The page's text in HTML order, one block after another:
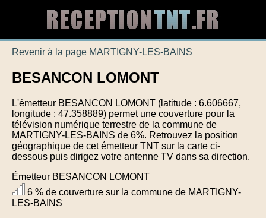
Revenir à la page MARTIGNY-LES-BAINS
BESANCON LOMONT
L'émetteur BESANCON LOMONT (latitude : 6.606667,
longitude : 47.358889) permet une couverture pour la
télévision numérique terrestre de la commune de
MARTIGNY-LES-BAINS de 6%. Retrouvez la position
géographique de cet émetteur TNT sur la carte ci-
dessous puis dirigez votre antenne TV dans sa direction.
Émetteur BESANCON LOMONT
6 % de couverture sur la commune de MARTIGNY-
LES-BAINS